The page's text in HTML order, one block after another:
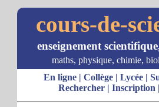
cours-de-
enseignement
maths, physique, chimie,
En ligne| Collège| Lycée|
Rechercher| Inscription |